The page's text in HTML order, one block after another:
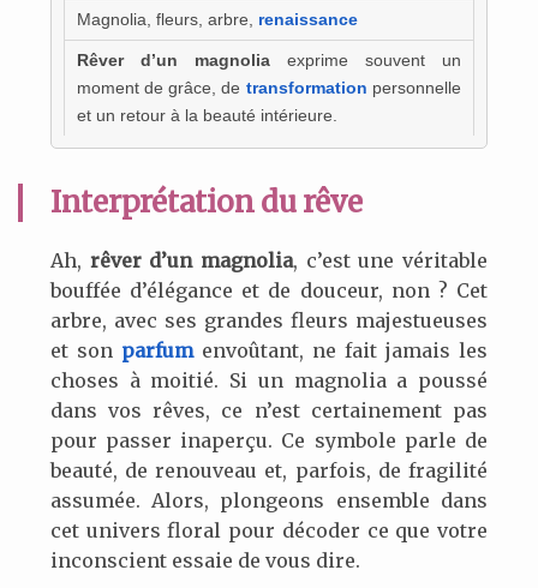
Magnolia, fleurs, arbre, renaissance
Rêver d’un magnoliaexprime souvent un
moment de grâce, de transformation personnelle
et un retour à la beauté intérieure.
Interprétation du rêve
Ah, rêver d’un magnolia, c’est une véritable
bouffée d’élégance et de douceur, non ? Cet
arbre, avec ses grandes fleurs majestueuses
et son parfumenvoûtant, ne fait jamais les
choses à moitié. Si un magnolia a poussé
dans vos rêves, ce n’est certainement pas
pour passer inaperçu. Ce symbole parle de
beauté, de renouveau et, parfois, de fragilité
assumée. Alors, plongeons ensemble dans
cet univers floral pour décoder ce que votre
inconscient essaie de vous dire.